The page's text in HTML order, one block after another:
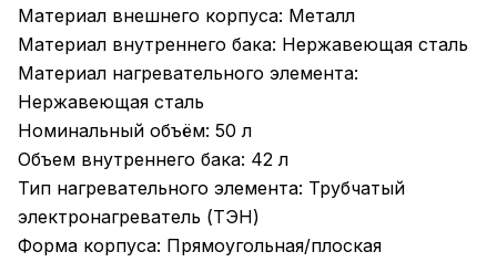
Материал внешнего корпуса: Металл
Материал внутреннего бака: Нержавеющая сталь
Материал нагревательного элемента:
Нержавеющая сталь
Номинальный объём: 50 л
Объем внутреннего бака: 42 л
Тип нагревательного элемента: Трубчатый
электронагреватель (ТЭН)
Форма корпуса: Прямоугольная/плоская